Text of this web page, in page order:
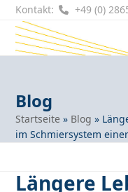
Skip
content
Kontakt: +49 (0)
Blog
Startseite » Blog »
im Schmiersystem
Längere